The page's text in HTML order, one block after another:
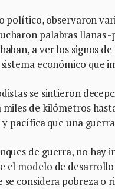
político, observaron
palabras llanas
a ver los signos
económico que
se sintieron
de kilómetros
pacífica que una
de guerra, no hay
el modelo de
se considera pobreza o